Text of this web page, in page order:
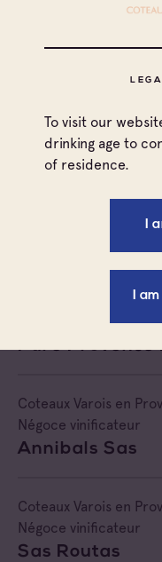
To visit our
drinking age to
of residence.
I
I
Négoce vinificateur
Négoce vinificateur
Famille Vial
Coteaux Varois en
Coteaux Varois en
Négoce vinificateur
Pure Provence
Coteaux Varois en
Négoce vinificateur
Annibals Sas
Coteaux Varois en
Négoce vinificateur
Sas Routas